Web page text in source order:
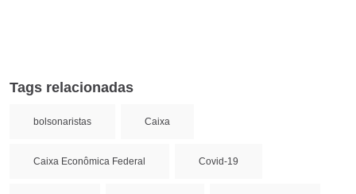
Tags relacionadas
bolsonaristas Caixa
Caixa Econômica Federal Covid-19